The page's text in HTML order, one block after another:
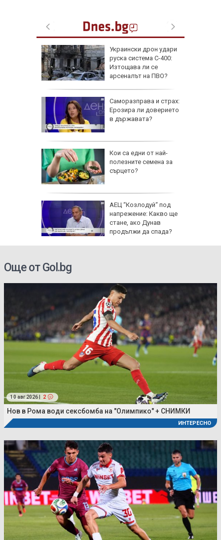
Украински дрон удари
руска система С-400:
Изтощава ли се
арсеналът на ПВО?
Саморазправа и страх:
Ерозира ли доверието
в държавата?
Кои са едни от най-
полезните семена за
сърцето?
АЕЦ “Козлодуй“ под
напрежение: Какво ще
стане, ако Дунав
продължи да спада?
Още от Gol.bg
10 авг 2026 | 2
Нов в Рома води сексбомба на "Олимпико" + СНИМКИ
ИНТЕРЕСНО